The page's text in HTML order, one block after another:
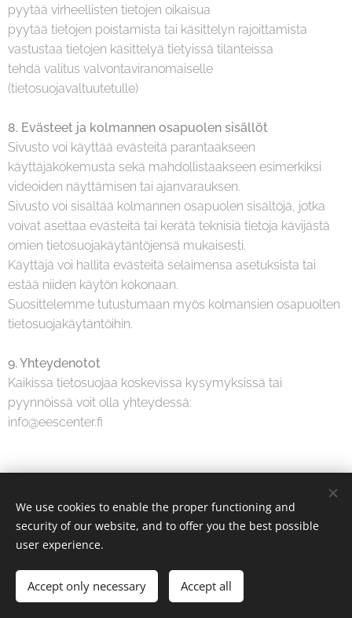
pyytää virheellisten tietojen oikaisua
pyytää tietojen poistamista tai käsittelyn rajoittamista
vastustaa tietojen käsittelyä tietyissä tilanteissa
tehdä valitus valvontaviranomaiselle
(tietosuojavaltuutetulle)
8. Evästeet ja kolmannen osapuolen sisällöt
Sivusto voi käyttää evästeitä parantaakseen
käyttäjäkokemusta sekä mahdollistaakseen esimerkiksi
videoiden näyttämisen tai ajanvarauksen.
Sivusto voi sisältää kolmannen osapuolen sisältöjä, jotka
voivat asettaa evästeitä tai kerätä teknisiä tietoja kävijästä
omien tietosuojakäytäntöjensä mukaisesti.
Käyttäjä voi hallita evästeitä selaimensa asetuksista tai
estää niiden käytön kokonaan.
Suosittelemme tutustumaan myös kolmansien osapuolten
tietosuojakäytäntöihin.
9. Yhteydenotot
Kaikissa tietosuojaa koskevissa kysymyksissä tai
pyynnöissä voit olla yhteydessä:
info@eescenter.fi
© 2025 EES Center Finland | Hyvinvoinnin uusi aikakausi on täällä
Languages
Suomi
English
We use cookies to enable the proper functioning and
security of our website, and to offer you the best possible
user experience.
Accept only necessary Accept all